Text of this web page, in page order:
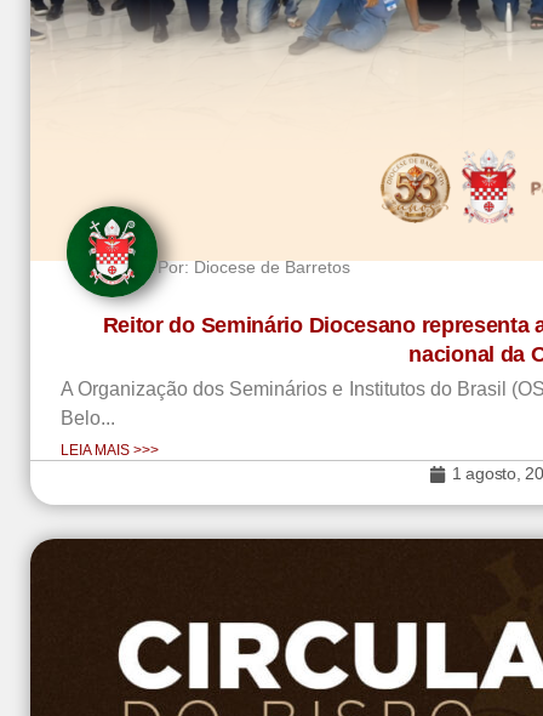
Por:Diocese de Barretos
Reitor do Seminário Diocesano representa
nacional da
A Organização dos Seminários e Institutos do Brasil
Belo...
LEIA MAIS >>>
1 agosto,